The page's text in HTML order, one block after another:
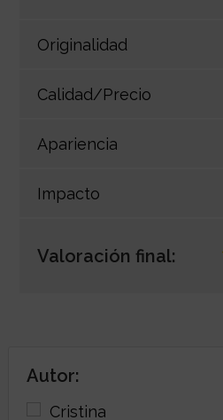
Originalidad
Calidad/Precio
Apariencia
Impacto
Valoración final:
Autor: